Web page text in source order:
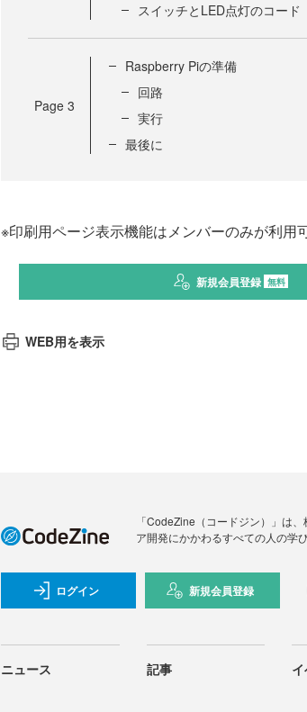
スイッチとLED点灯のコード
Page 3
Raspberry Piの準備
回路
実行
最後に
※印刷用ページ表示機能はメンバーのみが利用
新規会員登録 無料
WEB用を表示
「CodeZine（コードジン）」は
ア開発にかかわるすべての人の学
ログイン 新規会員登録
ニュース 記事